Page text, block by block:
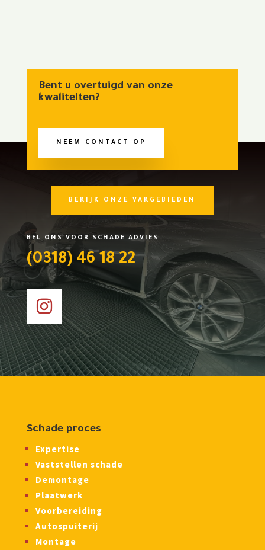
Bent u overtuigd van onze
kwaliteiten?
NEEM CONTACT OP
BEKIJK ONZE VAKGEBIEDEN
BEL ONS VOOR SCHADE ADVIES
(0318) 46 18 22
Schade proces
Expertise
Vaststellen schade
Demontage
Plaatwerk
Voorbereiding
Autospuiterij
Montage